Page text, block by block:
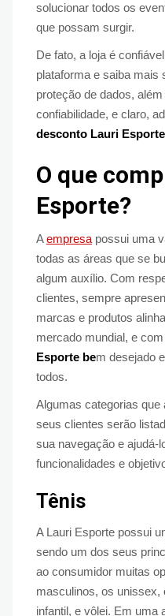
solucionar todos os
que possam surgir.
De fato, a loja é
plataforma e saiba mais
proteção de dados,
confiabilidade, e claro,
desconto Lauri Esporte
O que
Esporte?
Aempresa possui uma
todas as áreas que se
algum auxílio. Com
clientes, sempre
marcas e produtos
mercado mundial, e
Esporte bem desejado
todos.
Algumas categorias que
seus clientes serão
sua navegação e ajudá-
funcionalidades e
Tênis
A Lauri Esporte possui
sendo um dos seus
ao consumidor muitas
masculinos, os unissex,
infantil, e vôlei. Em uma